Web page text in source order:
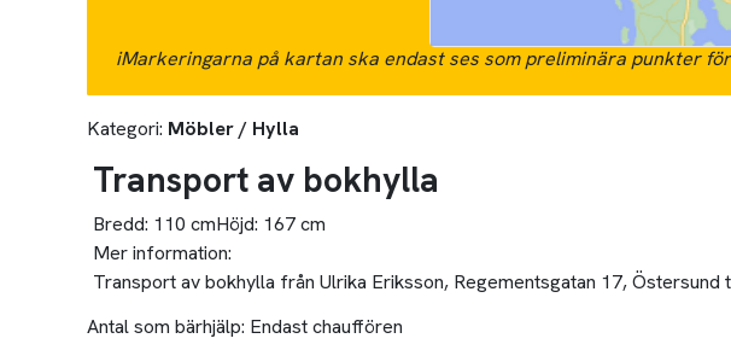
iMarkeringarna på kartan ska endast ses som preliminära punkter
Kategori: Möbler / Hylla
Transport av bokhylla
Bredd: 110 cmHöjd: 167 cm
Mer information:
Transport av bokhylla från Ulrika Eriksson, Regementsgatan 17,
Antal som bärhjälp: Endast chauffören